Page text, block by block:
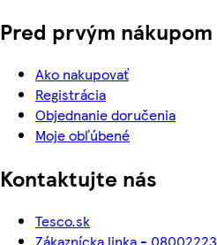
Pred prvým nákupom
Ako nakupovať
Registrácia
Objednanie doručenia
Moje obľúbené
Kontaktujte nás
Tesco.sk